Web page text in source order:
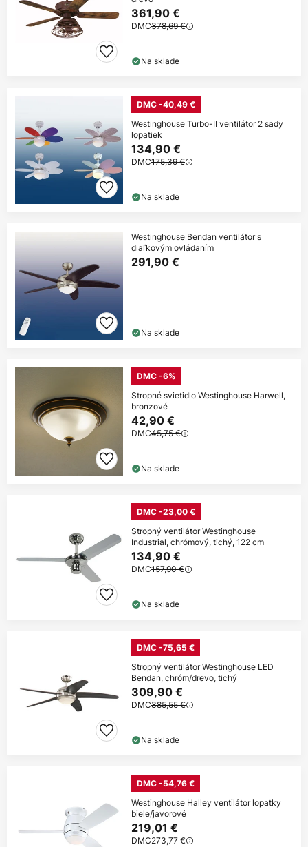
361,90 €
DMC378,69 €
Na sklade
DMC -40,49 €
Westinghouse Turbo-II ventilátor 2 sady
lopatiek
134,90 €
DMC175,39 €
Na sklade
Westinghouse Bendan ventilátor s
diaľkovým ovládaním
291,90 €
Na sklade
DMC -6%
Stropné svietidlo Westinghouse Harwell,
bronzové
42,90 €
DMC45,75 €
Na sklade
DMC -23,00 €
Stropný ventilátor Westinghouse
Industrial, chrómový, tichý, 122 cm
134,90 €
DMC157,90 €
Na sklade
DMC -75,65 €
Stropný ventilátor Westinghouse LED
Bendan, chróm/drevo, tichý
309,90 €
DMC385,55 €
Na sklade
DMC -54,76 €
Westinghouse Halley ventilátor lopatky
biele/javorové
219,01 €
DMC273,77 €